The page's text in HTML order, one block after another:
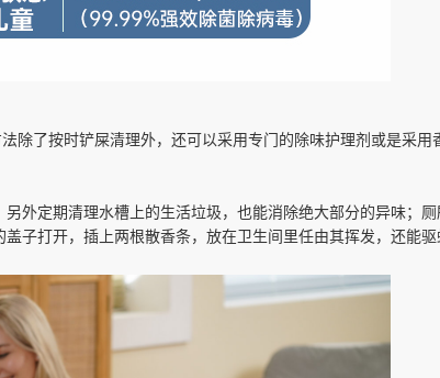
了按时铲屎清理外，还可以采用专门的除味护理剂或是采用
外定期清理水槽上的生活垃圾，也能消除绝大部分的异味；
子打开，插上两根散香条，放在卫生间里任由其挥发，还能驱